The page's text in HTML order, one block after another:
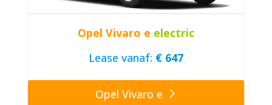
Opel Vivaro e electric
Lease vanaf: € 647
Opel Vivaro e